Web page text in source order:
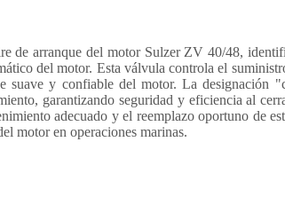
de arranque del motor Sulzer ZV 40/48,
del motor. Esta válvula controla el
suave y confiable del motor. La designación
garantizando seguridad y eficiencia al
adecuado y el reemplazo oportuno de
motor en operaciones marinas.